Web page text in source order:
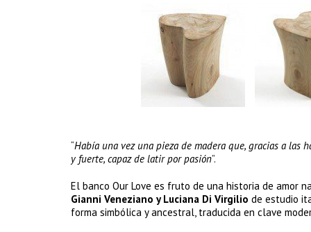
“Había una vez una pieza de madera que, gracias a las
y fuerte, capaz de latir por pasión”.
El banco Our Love es fruto de una historia de amor
Gianni Veneziano y Luciana Di Virgilio de estudio
forma simbólica y ancestral, traducida en clave